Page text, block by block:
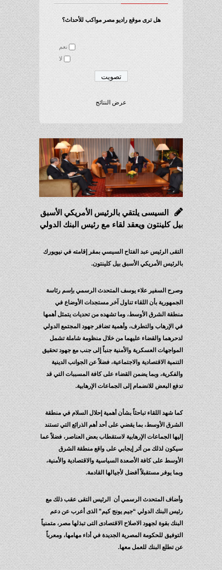
هل ترى موقع راديو مصر مواكب للأحداث؟
نعم
عرض النتائج
السيسى يلتقي بالرئيس الأمريكي الأسبق
كلينتون ويعقد لقاء مع رئيس البنك الدولي‏
الرئيس عبد الفتاح السيسي بمقر إقامته في نيويورك
الأمريكي الأسبق بيل كلينتون.
السفير علاء يوسف المتحدث الرسمي باِسم رئاسة
بأن اللقاء تناول آخر مستجدات الأوضاع في
الشرق الأوسط، وما تشهده من تحديات يتمثل أهمها
الإرهاب والتطرف، وأهمية تضافر جهود المجتمع الدولي
والقضاء عليهما من خلال منظومة شاملة تشمل
العسكرية والأمنية جنباً إلى جنب مع جهود تحقيق
الاقتصادية والاجتماعية، فضلاً عن الجوانب الدينية
وبما يضمن القضاء على كافة المسببات التي قد
البعض للانضمام إلى الجماعات الإرهابية.
شهد اللقاء تباحثاً بشأن أهمية إحلال السلام في منطقة
الأوسط، بما يقضي على أحد أهم الذرائع التي تستند
الجماعات الإرهابية لاستقطاب بعض العناصر، فضلاً عما
لذلك من أثر إيجابي على واقع منطقة الشرق
على كافة الأصعدة السياسية والاقتصادية والأمنية،
يوفر مستقبلاً أفضل لأجيالها القادمة.
المتحدث الرسمي أن الرئيس التقى عقب ذلك مع
البنك الدولي “جيم يونج كيم” الذى أعرب عن دعم
بقوة لجهود الاصلاح الاقتصادى التى تبذلها مصر، متمنياً
للحكومة المصرية الجديدة في أداء مهامها، ومعرباً
تطلع البنك للعمل معها.